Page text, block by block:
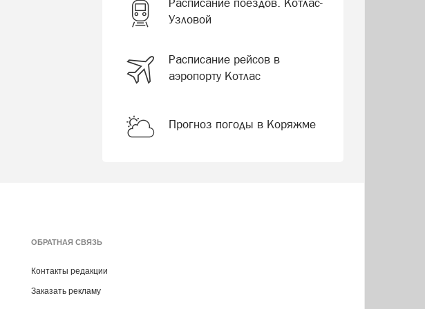
Узловой
Расписание рейсов в
аэропорту Котлас
Прогноз погоды в Коряжме
ОБРАТНАЯ СВЯЗЬ
Контакты редакции
Заказать рекламу